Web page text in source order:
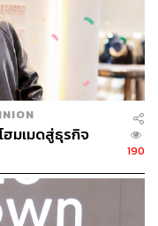
อความตระหนักรู้อยู่
ำสม่ำเสมอ ไม่แพ้
ณ์ (Emotional
กไม่ดี “เรากำลัง
หรือการฝึกเจริญสติ
ย ๆ เช่น การหายใจ
ฮมเมดสู่ธุรกิจ
190